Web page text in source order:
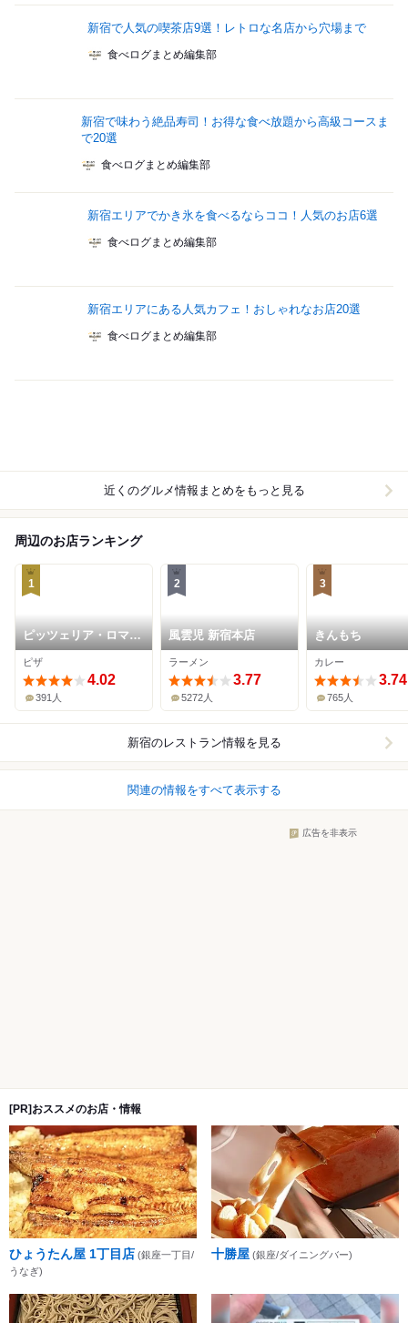
新宿で人気の喫茶店9選！レトロな名店から穴場まで
食べログまとめ編集部
新宿で味わう絶品寿司！お得な食べ放題から高級コースま
で20選
食べログまとめ編集部
新宿エリアでかき氷を食べるならココ！人気のお店6選
食べログまとめ編集部
新宿エリアにある人気カフェ！おしゃれなお店20選
食べログまとめ編集部
近くのグルメ情報まとめをもっと見る
周辺のお店ランキング
1
ピッツェリア・ロマー
ナ・イル・ペンティー
ト
ピザ
4.02
391人
2
風雲児 新宿本店
ラーメン
3.77
5272人
3
きんもち
カレー
3.74
765人
新宿のレストラン情報を見る
関連の情報をすべて表示する
広告を非表示
[PR]おススメのお店・情報
ひょうたん屋 1丁目店 (銀座一丁目/
うなぎ)
十勝屋 (銀座/ダイニングバー)